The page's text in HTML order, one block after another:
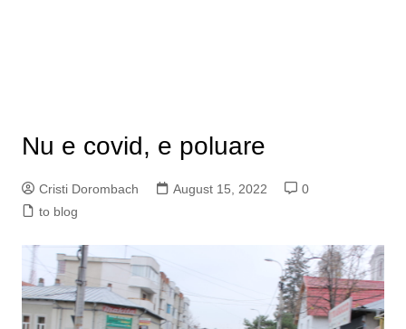
Nu e covid, e poluare
Cristi Dorombach August 15, 2022
0
to blog